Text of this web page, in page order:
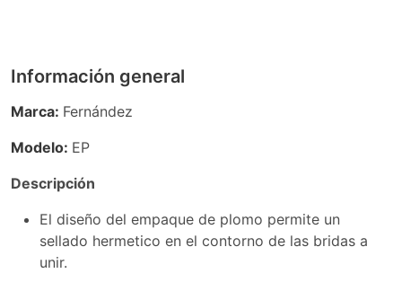
Información general
Marca: Fernández
Modelo: EP
Descripción
El diseño del empaque de plomo permite un
sellado hermetico en el contorno de las bridas a
unir.